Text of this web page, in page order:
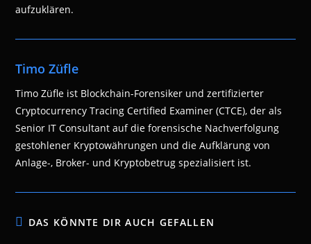
aufzuklären.
Timo Züfle
Timo Züfle ist Blockchain-Forensiker und zertifizierter
Cryptocurrency Tracing Certified Examiner (CTCE), der als
Senior IT Consultant auf die forensische Nachverfolgung
gestohlener Kryptowährungen und die Aufklärung von
Anlage-, Broker- und Kryptobetrug spezialisiert ist.
DAS KÖNNTE DIR AUCH GEFALLEN